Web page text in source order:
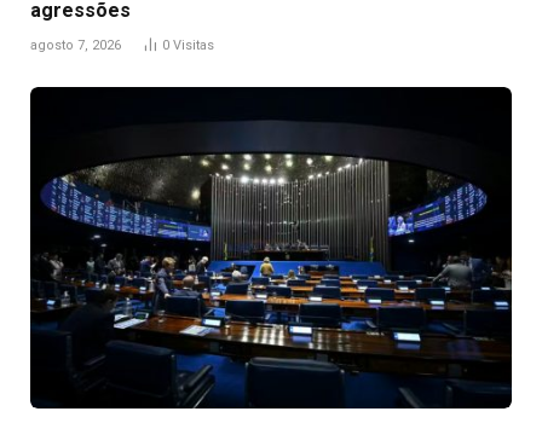
agressões
agosto 7, 2026 0 Visitas